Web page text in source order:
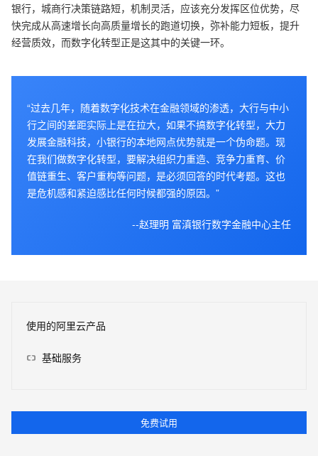
银行，城商行决策链路短，机制灵活，应该充分发挥区位优势，尽
快完成从高速增长向高质量增长的跑道切换，弥补能力短板，提升
经营质效，而数字化转型正是这其中的关键一环。
“过去几年，随着数字化技术在金融领域的渗透，大行与中小
行之间的差距实际上是在拉大，如果不搞数字化转型，大力
发展金融科技，小银行的本地网点优势就是一个伪命题。现
在我们做数字化转型，要解决组织力重造、竞争力重育、价
值链重生、客户重构等问题，是必须回答的时代考题。这也
是危机感和紧迫感比任何时候都强的原因。”
--赵理明 富滇银行数字金融中心主任
使用的阿里云产品
基础服务
免费试用